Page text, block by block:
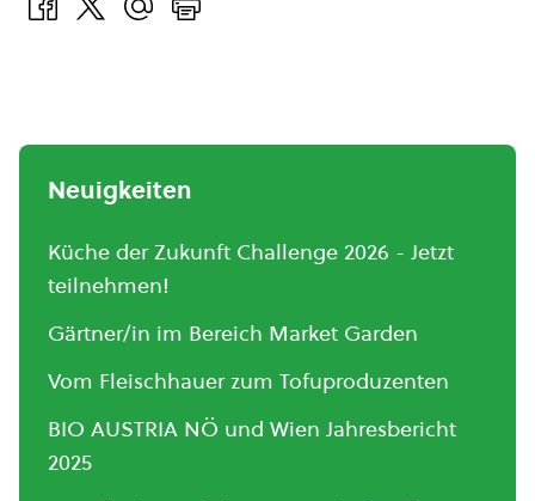
Neuigkeiten
Küche der Zukunft Challenge 2026 - Jetzt
teilnehmen!
Gärtner/in im Bereich Market Garden
Vom Fleischhauer zum Tofuproduzenten
BIO AUSTRIA NÖ und Wien Jahresbericht
2025